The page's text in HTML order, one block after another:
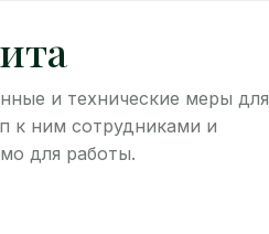
и технические меры для
к ним сотрудниками и
для работы.